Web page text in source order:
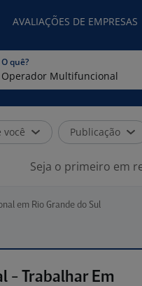
AVALIAÇÕES DE EMPRESAS
O quê?
você Publicação
Seja o primeiro em
em Rio Grande do Sul
- Trabalhar Em